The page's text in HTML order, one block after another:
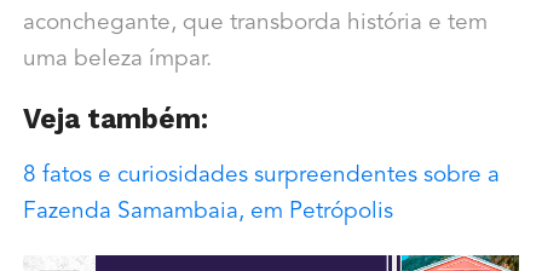
aconchegante, que transborda história e tem
uma beleza ímpar.
Veja também:
8 fatos e curiosidades surpreendentes sobre a
Fazenda Samambaia, em Petrópolis